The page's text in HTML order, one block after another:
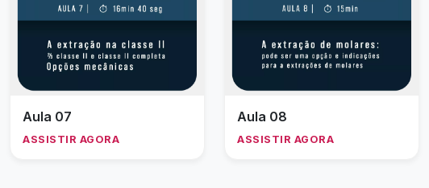
Aula 07
ASSISTIR AGORA
Aula 08
ASSISTIR AGORA